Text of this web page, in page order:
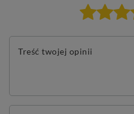
Treść twojej opinii